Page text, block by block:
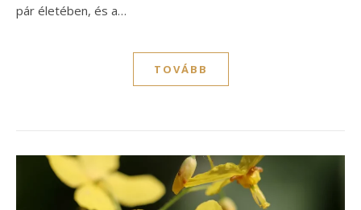
pár életében, és a…
TOVÁBB